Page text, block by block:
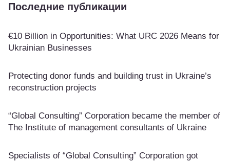
Последние публикации
€10 Billion in Opportunities: What URC 2026 Means for
Ukrainian Businesses
Protecting donor funds and building trust in Ukraine’s
reconstruction projects
“Global Consulting” Corporation became the member of
The Institute of management consultants of Ukraine
Specialists of “Global Consulting” Corporation got